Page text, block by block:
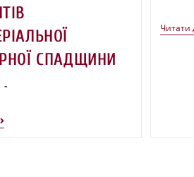
СПАДЩИНИ
Читати